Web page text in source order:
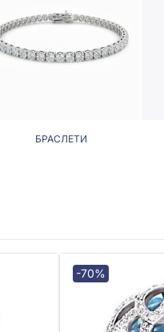
БРАСЛЕТИ
-70%